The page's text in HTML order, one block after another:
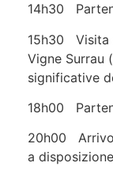
14h30
15h30 Visita
Vigne Surrau (
significative
18h00
20h00 Arrivo
a